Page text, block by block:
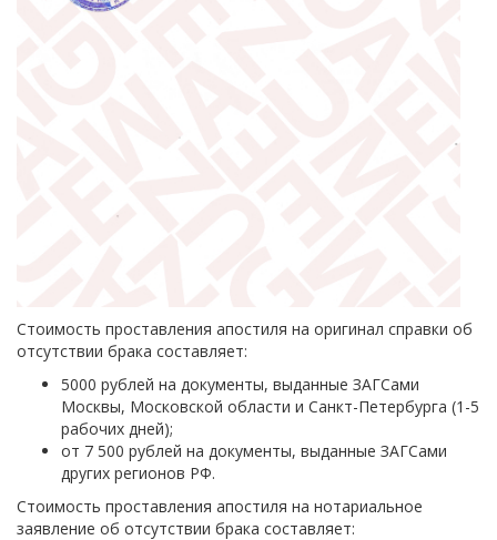
Стоимость проставления апостиля на оригинал справки об
отсутствии брака составляет:
5000 рублей на документы, выданные ЗАГСами
Москвы, Московской области и Санкт-Петербурга (1-5
рабочих дней);
от 7 500 рублей на документы, выданные ЗАГСами
других регионов РФ.
Стоимость проставления апостиля на нотариальное
заявление об отсутствии брака составляет: